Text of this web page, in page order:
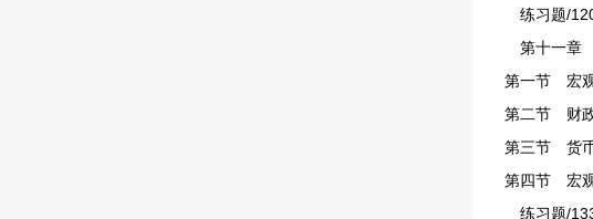
练习题/
第十一章
第一节 宏观
第二节 财
第三节 货
第四节 宏观
练习题/